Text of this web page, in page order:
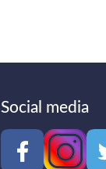
Social media